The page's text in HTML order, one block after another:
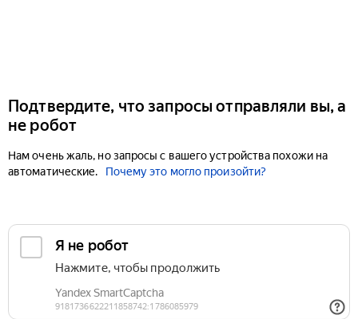
Подтвердите, что запросы отправляли вы, а
не робот
Нам очень жаль, но запросы с вашего устройства похожи на
автоматические.
Почему это могло произойти?